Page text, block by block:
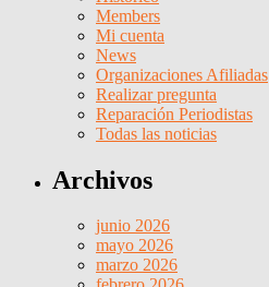
Members
Mi cuenta
News
Organizaciones Afiliadas
Realizar pregunta
Reparación Periodistas
Todas las noticias
Archivos
junio 2026
mayo 2026
marzo 2026